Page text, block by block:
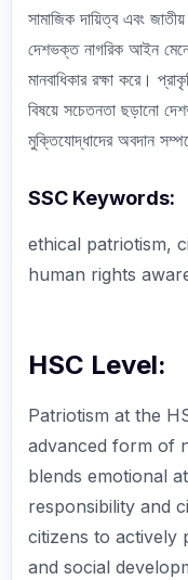
সামাজিক দায়িত্ব এবং
দেশভক্ত নাগরিক আইন
মানবাধিকার রক্ষা করে।
বিষয়ে সচেতনতা ছড়ানো
মুক্তিযোদ্ধাদের অবদান
SSC Keywords:
ethical patriotism,
human rights
HSC Level:
Patriotism at the
advanced form of
blends emotional
responsibility and
citizens to actively
and social